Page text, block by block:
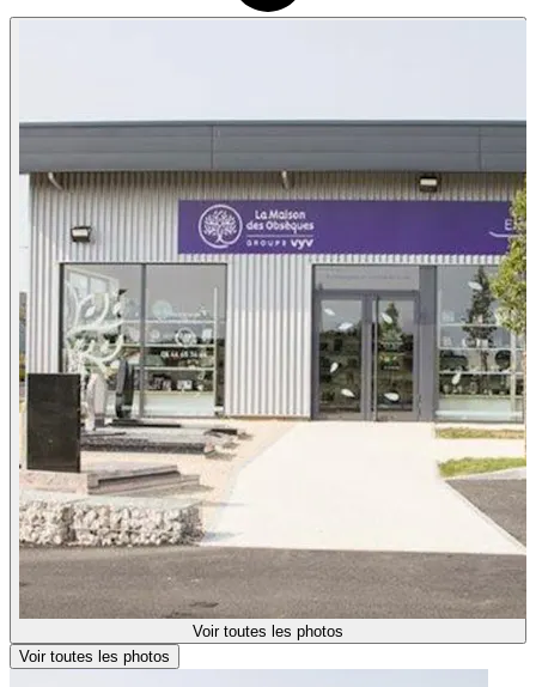
Voir toutes les photos
Voir toutes les photos